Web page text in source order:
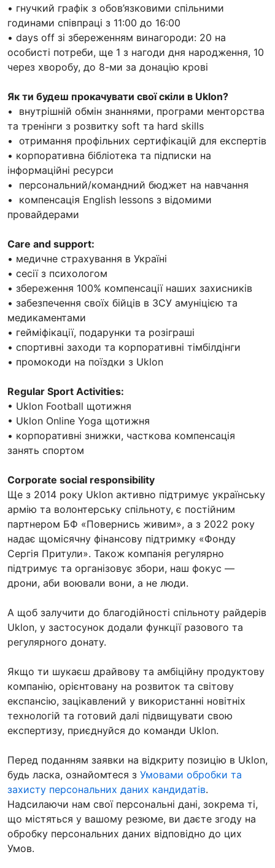
• гнучкий графік з обов’язковими спільними
годинами співпраці з 11:00 до 16:00
• days off зі збереженням винагороди: 20 на
особисті потреби, ще 1 з нагоди дня народження, 10
через хворобу, до 8-ми за донацію крові
Як ти будеш прокачувати свої скіли в Uklon?
• внутрішній обмін знаннями, програми менторства
та тренінги з розвитку soft та hard skills
• отримання профільних сертифікацій для експертів
• корпоративна бібліотека та підписки на
інформаційні ресурси
• персональний/командний бюджет на навчання
• компенсація English lessons з відомими
провайдерами
Care and support:
• медичне страхування в Україні
• сесії з психологом
• збереження 100% компенсації наших захисників
• забезпечення своїх бійців в ЗСУ амуніцією та
медикаментами
• гейміфікації, подарунки та розіграші
• спортивні заходи та корпоративні тімбілдінги
• промокоди на поїздки з Uklon
Regular Sport Activities:
• Uklon Football щотижня
• Uklon Online Yoga щотижня
• корпоративні знижки, часткова компенсація
занять спортом
Corporate social responsibility
Ще з 2014 року Uklon активно підтримує українську
армію та волонтерську спільноту, є постійним
партнером БФ «Повернись живим», а з 2022 року
надає щомісячну фінансову підтримку «Фонду
Сергія Притули». Також компанія регулярно
підтримує та організовує збори, наш фокус —
дрони, аби воювали вони, а не люди.
А щоб залучити до благодійності спільноту райдерів
Uklon, у застосунок додали функції разового та
регулярного донату.
Якщо ти шукаєш драйвову та амбіційну продуктову
компанію, орієнтовану на розвиток та світову
експансію, зацікавлений у використанні новітніх
технологій та готовий далі підвищувати свою
експертизу, приєднуйся до команди Uklon.
Перед поданням заявки на відкриту позицію в Uklon,
будь ласка, ознайомтеся з Умовами обробки та
захисту персональних даних кандидатів.
Надсилаючи нам свої персональні дані, зокрема ті,
що містяться у вашому резюме, ви даєте згоду на
обробку персональних даних відповідно до цих
Умов.